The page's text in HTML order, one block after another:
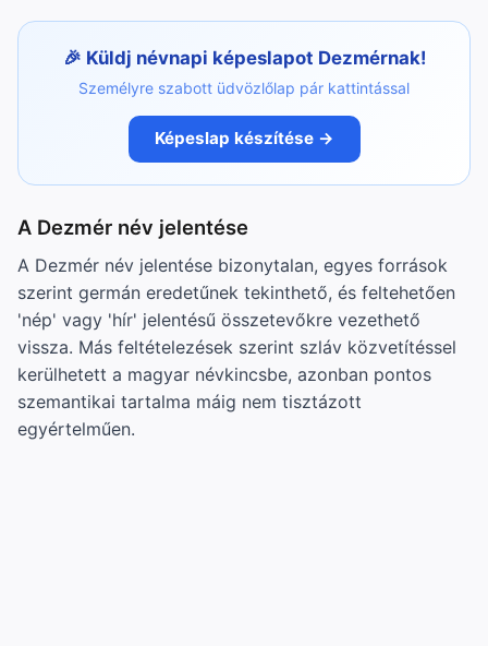
Küldj névnapi képeslapot Dezmérnak!
Személyre szabott üdvözlőlap pár kattintással
Képeslap készítése →
A Dezmér név jelentése
A Dezmér név jelentése bizonytalan, egyes források
szerint germán eredetűnek tekinthető, és feltehetően
'nép' vagy 'hír' jelentésű összetevőkre vezethető
vissza. Más feltételezések szerint szláv közvetítéssel
kerülhetett a magyar névkincsbe, azonban pontos
szemantikai tartalma máig nem tisztázott
egyértelműen.